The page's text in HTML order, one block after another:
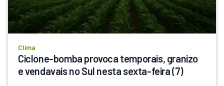
Clima
Ciclone-bomba provoca temporais, granizo
e vendavais no Sul nesta sexta-feira (7)